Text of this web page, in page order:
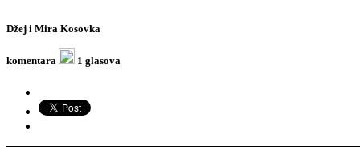
Džej i Mira Kosovka
komentara 1 glasova